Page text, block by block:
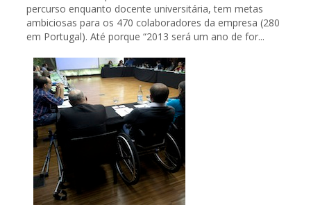
percurso enquanto docente universitária, tem metas
ambiciosas para os 470 colaboradores da empresa (280
em Portugal). Até porque “2013 será um ano de for...